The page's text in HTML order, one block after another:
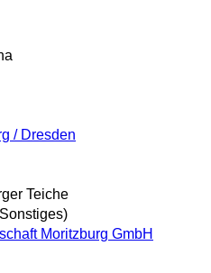
/ Dresden
Teiche
Moritzburg GmbH